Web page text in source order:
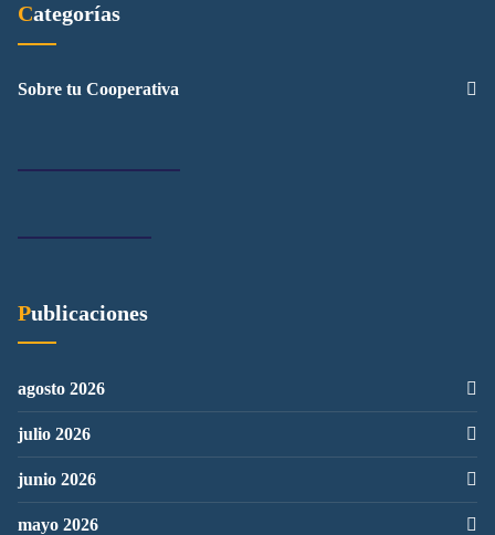
Categorías
Sobre tu Cooperativa
Publicaciones
agosto 2026
julio 2026
junio 2026
mayo 2026